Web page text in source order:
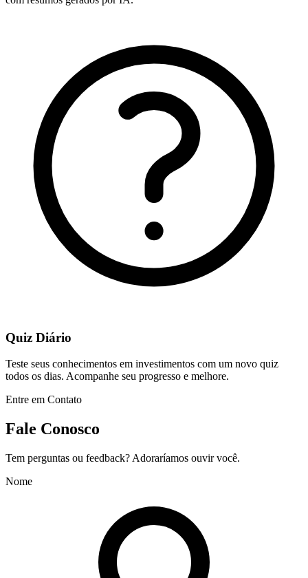
Quiz Diário
Teste seus conhecimentos em investimentos com um novo quiz
todos os dias. Acompanhe seu progresso e melhore.
Entre em Contato
Fale Conosco
Tem perguntas ou feedback? Adoraríamos ouvir você.
Nome